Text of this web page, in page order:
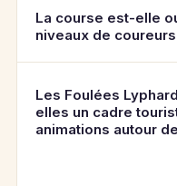
La course est-elle
niveaux de
Les Foulées
elles un cadre
animations autour